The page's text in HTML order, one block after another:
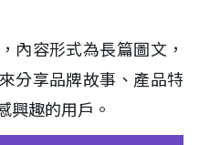
內容形式為長篇圖文，
分享品牌故事、產品特
興趣的用戶。